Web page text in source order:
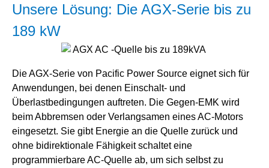
Unsere Lösung: Die AGX-Serie bis zu
189 kW
Die AGX-Serie von Pacific Power Source eignet sich für
Anwendungen, bei denen Einschalt- und
Überlastbedingungen auftreten. Die Gegen-EMK wird
beim Abbremsen oder Verlangsamen eines AC-Motors
eingesetzt. Sie gibt Energie an die Quelle zurück und
ohne bidirektionale Fähigkeit schaltet eine
programmierbare AC-Quelle ab, um sich selbst zu